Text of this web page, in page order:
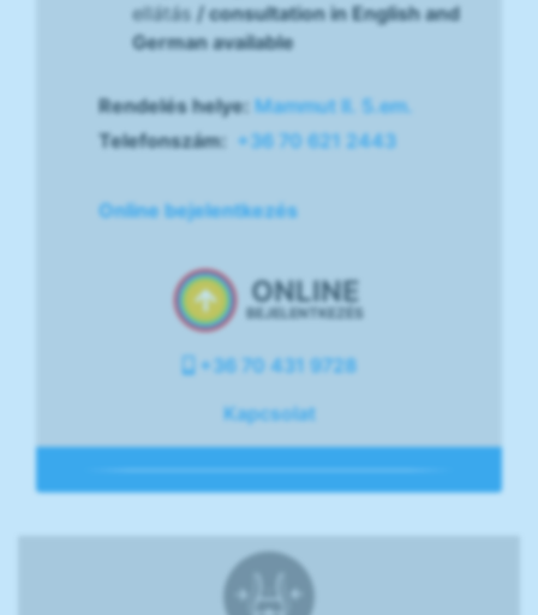
ellátás / consultation in English and
German available
Rendelés helye: Mammut II. 5.em.
Telefonszám: +36 70 621 2443
Online bejelentkezés
ONLINE
BEJELENTKEZÉS
+36 70 431 9728
Kapcsolat